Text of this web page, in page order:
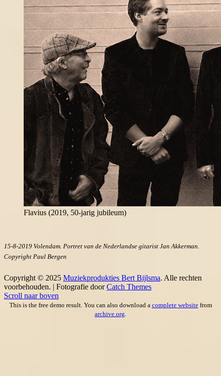
Flavius (2019, 50-jarig jubileum)
15-8-2019 Volendam. Portret van de Nederlandse gitarist Jan Akkerman.
Copyright Paul Bergen
Copyright © 2025 Muziekprodukties Bert Bijlsma. Alle rechten
voorbehouden. | Fotografie doorCatch Themes
Scroll naar boven
This is the free demo result. You can also download a complete websitefrom
archive.org.